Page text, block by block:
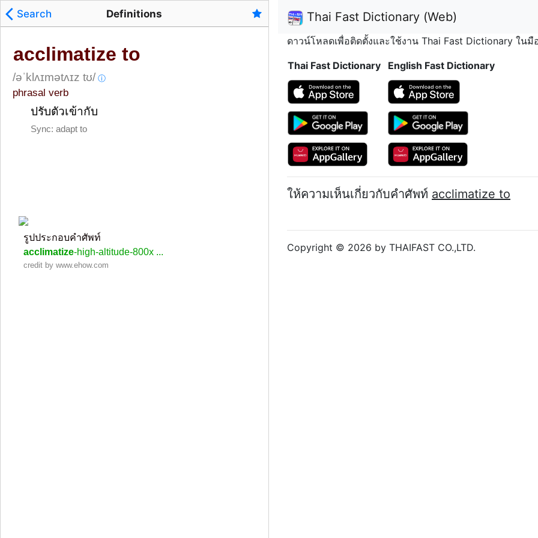
Search Definitions
acclimatize to
/əˈklʌɪmətʌɪz tʊ/ ⓘ
phrasal verb
ปรับตัวเข้ากับ
Sync: adapt to
รูปประกอบคำศัพท์
acclimatize-high-altitude-800x ...
credit by www.ehow.com
Thai Fast Dictionary (Web)
ดาวน์โหลดเพื่อติดตั้งและใช้งาน Thai Fast Dictionary ใน
Thai Fast Dictionary English Fast Dictionary
ให้ความเห็นเกี่ยวกับคำศัพท์ acclimatize to
Copyright © 2026 by THAIFAST CO.,LTD.